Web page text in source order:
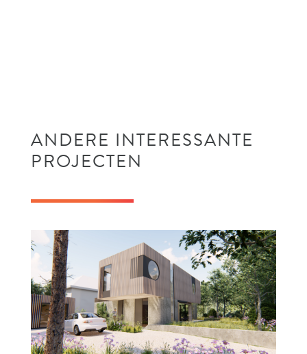
ANDERE INTERESSANTE
PROJECTEN